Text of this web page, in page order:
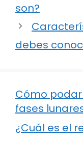
son?
debes
Cómo
fases
¿Cuál es el